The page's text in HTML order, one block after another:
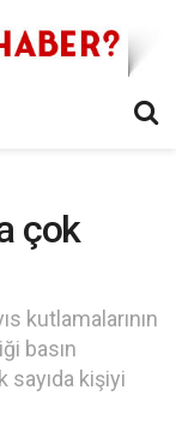
çok
kutlamalarının
basın
sayıda kişiyi